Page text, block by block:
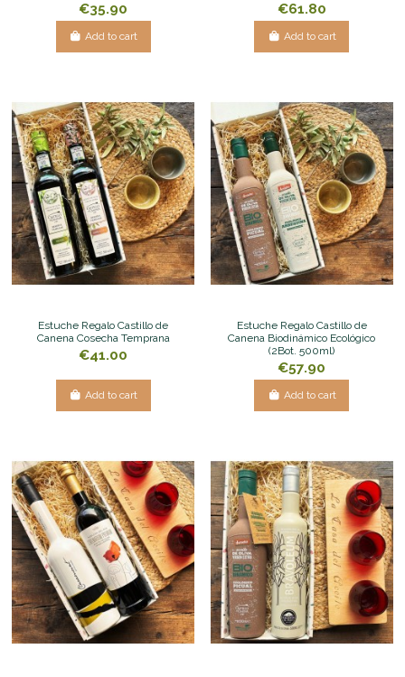
€35.90
Add to cart
€61.80
Add to cart
Estuche Regalo Castillo de
Canena Cosecha Temprana
€41.00
Add to cart
Estuche Regalo Castillo de
Canena Biodinámico Ecológico
(2Bot. 500ml)
€57.90
Add to cart